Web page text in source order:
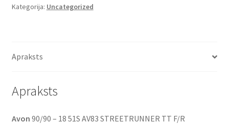
Kategorija: Uncategorized
Apraksts
Apraksts
Avon 90/90 – 18 51S AV83 STREETRUNNER TT F/R